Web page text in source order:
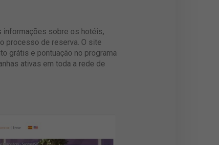
informações sobre os hotéis,
processo de reserva. O site
grátis e pontuação no programa
ativas em toda a rede de